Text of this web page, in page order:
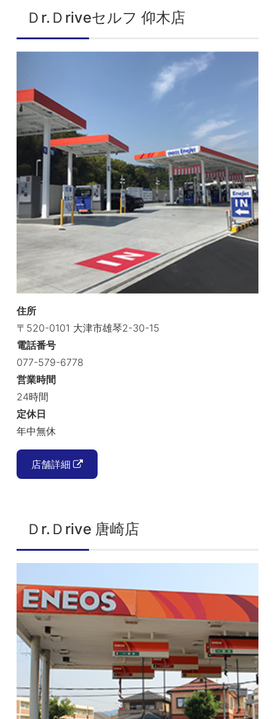
Ｄr.Ｄriveセルフ 仰木店
住所
〒520-0101 大津市雄琴2-30-15
電話番号
077-579-6778
営業時間
24時間
定休日
年中無休
店舗詳細
Ｄr.Ｄrive 唐崎店